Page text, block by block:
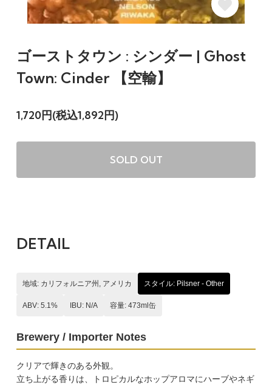
ゴーストタウン : シンダー | Ghost
Town: Cinder 【空輸】
1,720円(税込1,892円)
SOLD OUT
DETAIL
地域: カリフォルニア州, アメリカ スタイル: Pilsner - Other
ABV: 5.1% IBU: N/A 容量: 473ml缶
Brewery / Importer Notes
クリアで輝きのある外観。
立ち上がる香りは、トロピカルなホップアロマにハーブやネギ